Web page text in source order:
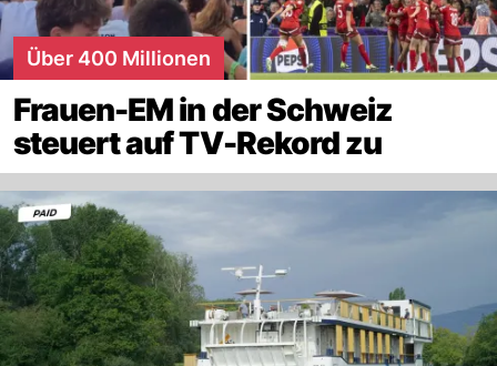
Über 400 Millionen
Frauen-EM in der Schweiz
steuert auf TV-Rekord zu